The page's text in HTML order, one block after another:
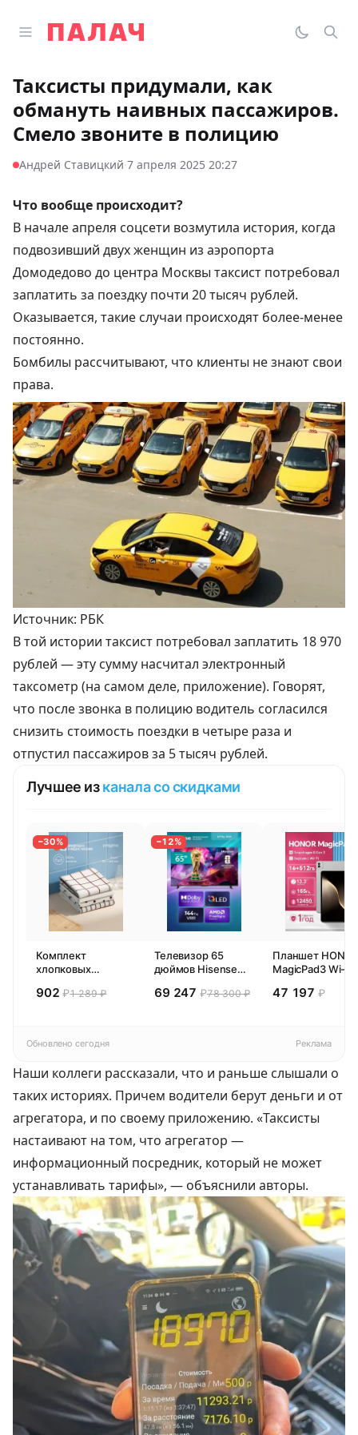
Открыть главное меню
Палач
Таксисты придумали, как
обмануть наивных пассажиров.
Смело звоните в полицию
Андрей Ставицкий·7 апреля 2025 20:27
Что вообще происходит?
В начале апреля соцсети возмутила история, когда
подвозивший двух женщин из аэропорта
Домодедово до центра Москвы таксист потребовал
заплатить за поездку почти 20 тысяч рублей.
Оказывается, такие случаи происходят более-менее
постоянно.
Бомбилы рассчитывают, что клиенты не знают свои
права.
Источник: РБК
В той истории таксист потребовал заплатить 18 970
рублей — эту сумму насчитал электронный
таксометр (на самом деле, приложение). Говорят,
что после звонка в полицию водитель согласился
снизить стоимость поездки в четыре раза и
отпустил пассажиров за 5 тысяч рублей.
Лучшее изканала со скидками
−30%
Комплект
хлопковых
полотенец 4 шт,
902₽1 289 ₽
−12%
Телевизор 65
дюймов Hisense
(2026) Смарт ТВ
69 247 ₽78 300 ₽
Планшет
MagicPad3 Wi-Fi,
Snapdragon 8,
47 197 ₽
Обновлено сегодня Реклама
Наши коллеги рассказали, что и раньше слышали о
таких историях. Причем водители берут деньги и от
агрегатора, и по своему приложению. «Таксисты
настаивают на том, что агрегатор —
информационный посредник, который не может
устанавливать тарифы», — объяснили авторы.